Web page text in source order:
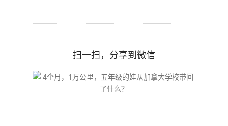
扫一扫，分享到微信